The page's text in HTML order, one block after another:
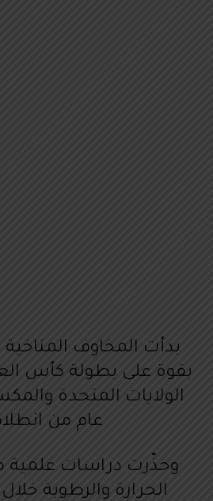
بدأت المخاوف
بقوة على بطولة كأس
الولايات المتحدة
عام من
وحذّرت دراسات علمية
الحرارة والرطوبة